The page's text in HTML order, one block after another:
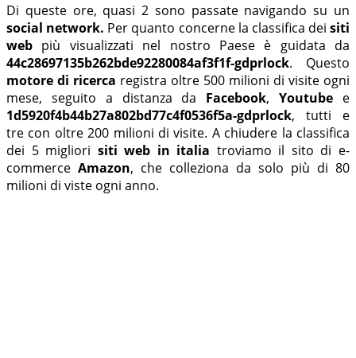
Di queste ore, quasi 2 sono passate navigando su un
social network. Per quanto concerne la classifica dei siti
web più visualizzati nel nostro Paese è guidata da
44c28697135b262bde92280084af3f1f-gdprlock. Questo
motore di ricerca registra oltre 500 milioni di visite ogni
mese, seguito a distanza da Facebook,Youtube e
1d5920f4b44b27a802bd77c4f0536f5a-gdprlock, tutti e
tre con oltre 200 milioni di visite. A chiudere la classifica
dei 5 migliori siti web in italia troviamo il sito di e-
commerce Amazon, che colleziona da solo più di 80
milioni di viste ogni anno.